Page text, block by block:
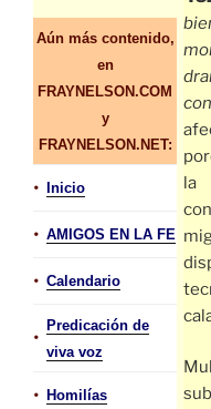
Aún más contenido,
en
FRAYNELSON.COM
y
FRAYNELSON.NET:
• Inicio
• AMIGOS EN LA FE
• Calendario
•
Predicación de
viva voz
• Homilías
la